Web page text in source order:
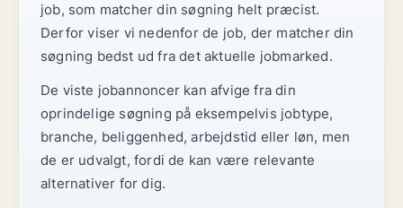
job, som matcher din søgning helt præcist.
Derfor viser vi nedenfor de job, der matcher din
søgning bedst ud fra det aktuelle jobmarked.
De viste jobannoncer kan afvige fra din
oprindelige søgning på eksempelvis jobtype,
branche, beliggenhed, arbejdstid eller løn, men
de er udvalgt, fordi de kan være relevante
alternativer for dig.